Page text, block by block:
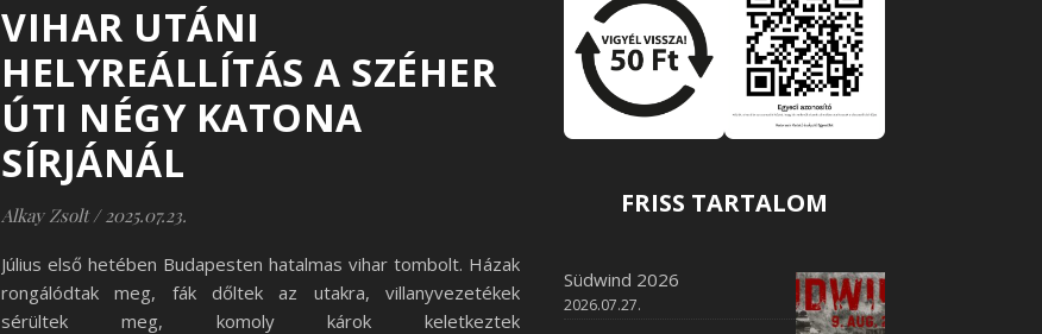
VIHAR UTÁNI
HELYREÁLLÍTÁS A SZÉHER
ÚTI NÉGY KATONA
SÍRJÁNÁL
Alkay Zsolt / 2025.07.23.
Július első hetében Budapesten hatalmas vihar tombolt. Házak
rongálódtak meg, fák dőltek az utakra, villanyvezetékek
sérültek meg, komoly károk keletkeztek
FRISS TARTALOM
Südwind 2026
2026.07.27.